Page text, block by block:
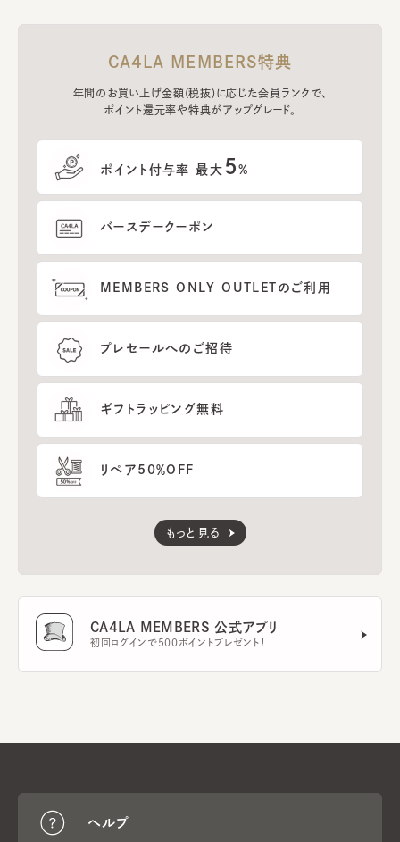
CA4LA MEMBERS特典
年間のお買い上げ金額(税抜)に応じた会員ランクで、
ポイント還元率や特典がアップグレード。
ポイント付与率 最大 5%
バースデークーポン
MEMBERS ONLY OUTLETのご利用
プレセールへのご招待
ギフトラッピング無料
リペア50％OFF
もっと見る
CA4LA MEMBERS 公式アプリ
初回ログインで500ポイントプレゼント！
ヘルプ